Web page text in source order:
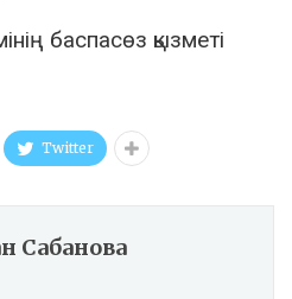
баспасөз қызметі
Twitter
Сабанова